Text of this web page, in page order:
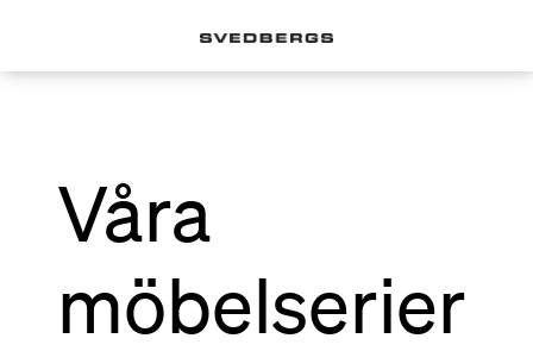
Våra
möbelserier